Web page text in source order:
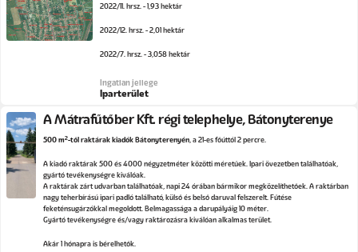
2022/11. hrsz. - 1,93 hektár
2022/12. hrsz. - 2,01 hektár
2022/7. hrsz. - 3,058 hektár
Ingatlan jellege
Iparterület
A Mátrafűtőber Kft. régi telephelye, Bátonyterenye
500 m2-től raktárak kiadók Bátonyterenyén, a 21-es főúttól 2 percre.
A kiadó raktárak 500 és 4000 négyzetméter közötti méretűek. Ipari övezetben találhatóak,
gyártó tevékenységre kiválóak.
A raktárak zárt udvarban találhatóak, napi 24 órában bármikor megközelíthetőek. A raktárban
nagy teherbírású ipari padló található, külső és belső daruval felszerelt. Fűtése
feketénsugárzókkal megoldott. Belmagassága a darupályáig 10 méter.
Gyártó tevékenységre és/vagy raktározásra kiválóan alkalmas terület.
Akár 1 hónapra is bérelhetők.